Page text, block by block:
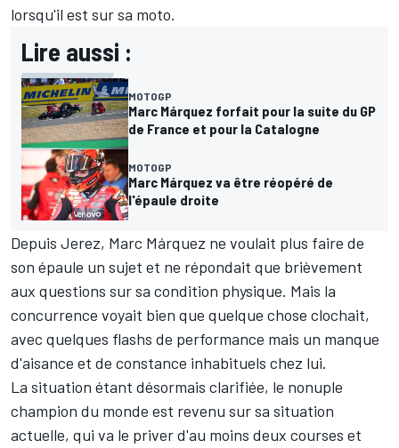
lorsqu'il est sur sa moto.
Lire aussi :
MOTOGP
Marc Márquez forfait pour la suite du GP
de France et pour la Catalogne
MOTOGP
Marc Márquez va être réopéré de
l'épaule droite
Depuis Jerez, Marc Márquez ne voulait plus faire de
son épaule un sujet et ne répondait que brièvement
aux questions sur sa condition physique. Mais la
concurrence voyait bien que quelque chose clochait,
avec quelques flashs de performance mais un manque
d'aisance et de constance inhabituels chez lui.
La situation étant désormais clarifiée, le nonuple
champion du monde est revenu sur sa situation
actuelle, qui va le priver d'au moins deux courses et